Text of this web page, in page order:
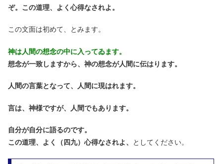
ぞ。この道理、よく心得なされよ。
この文面は初めて、とみます。
神は人間の想念の中に入ってゐます。
想念が一致しますから、神の想念が人間に伝はります。
人間の言葉となって、人間に現はれます。
言は、神様ですが、人間でもあります。
自分が自分に語るのです。
この道理、よく（四九）心得なされよ、
としてください。